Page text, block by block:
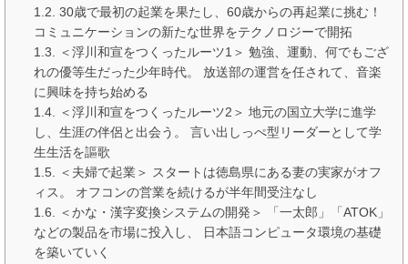
30歳で最初の起業を果たし、60歳からの再起業に挑む！
コミュニケーションの新たな世界をテクノロジーで開拓
＜浮川和宣をつくったルーツ1＞ 勉強、運動、何でもござ
れの優等生だった少年時代。 放送部の運営を任されて、音楽
に興味を持ち始める
＜浮川和宣をつくったルーツ2＞ 地元の国立大学に進学
し、生涯の伴侶と出会う。 言い出しっぺ型リーダーとして学
生生活を謳歌
＜夫婦で起業＞ スタートは徳島県にある妻の実家がオフ
ィス。 オフコンの営業を続けるが半年間受注なし
＜かな・漢字変換システムの開発＞ 「一太郎」「ATOK」
などの製品を市場に投入し、 日本語コンピュータ環境の基礎
を築いていく